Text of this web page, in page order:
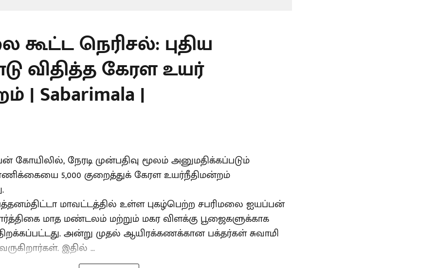
கூட்ட நெரிசல்: புதிய
விதித்த கேரள உயர்
| Sabarimala |
கோயிலில், நேரடி முன்பதிவு மூலம் அனுமதிக்கப்படும்
5,000 குறைத்துக் கேரள உயர்நீதிமன்றம்
மாவட்டத்தில் உள்ள புகழ்பெற்ற சபரிமலை ஐயப்பன்
மாத மண்டலம் மற்றும் மகர விளக்கு பூஜைகளுக்காக
அன்று முதல் ஆயிரக்கணக்கான பக்தர்கள் சுவாமி
இதில் ...